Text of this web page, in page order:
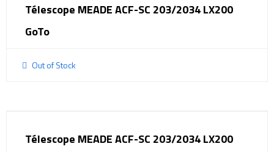
Télescope MEADE ACF-SC 203/2034 LX200
GoTo
Out of Stock
Télescope MEADE ACF-SC 203/2034 LX200